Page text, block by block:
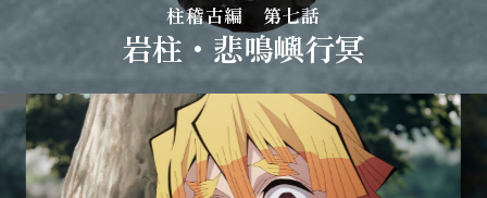
柱稽古編 第七話
岩柱・悲鳴嶼行冥